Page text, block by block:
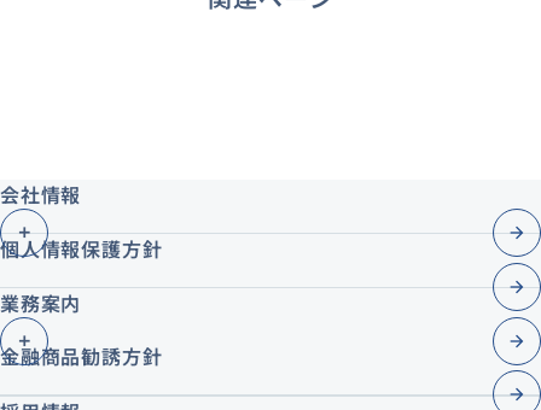
会社情報
個人情報保護方針
業務案内
金融商品勧誘方針